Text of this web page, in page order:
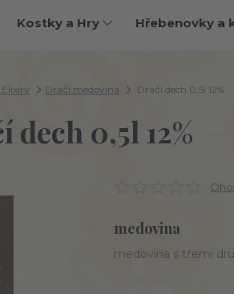
Kostky a Hry Hřebenovky a
Dračí medovina Dračí dech 0,5l 12%
dech 0,5l 12%
medovina
medovina s třemi